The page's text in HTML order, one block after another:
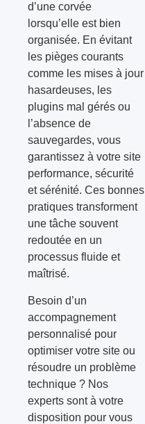
d’une corvée
lorsqu’elle est bien
organisée. En évitant
les pièges courants
comme les mises à jour
hasardeuses, les
plugins mal gérés ou
l’absence de
sauvegardes, vous
garantissez à votre site
performance, sécurité
et sérénité. Ces bonnes
pratiques transforment
une tâche souvent
redoutée en un
processus fluide et
maîtrisé.
Besoin d’un
accompagnement
personnalisé pour
optimiser votre site ou
résoudre un problème
technique ? Nos
experts sont à votre
disposition pour vous